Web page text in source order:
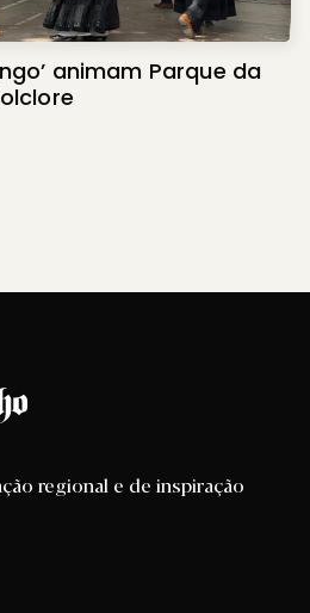
animam Parque da
regional e de inspiração